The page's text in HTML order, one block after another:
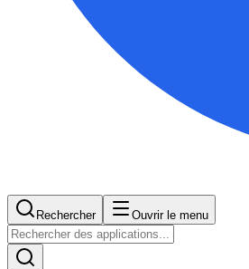
Rechercher Ouvrir le menu